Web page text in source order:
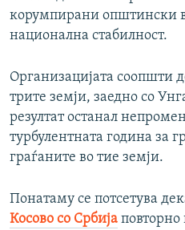
корумпирани општински
национална стабилност.
Организацијата соопшти
трите земји, заедно со
резултат останал
турбулентната година за
граѓаните во тие земји.
Понатаму се потсетува
Косово со Србија повторно